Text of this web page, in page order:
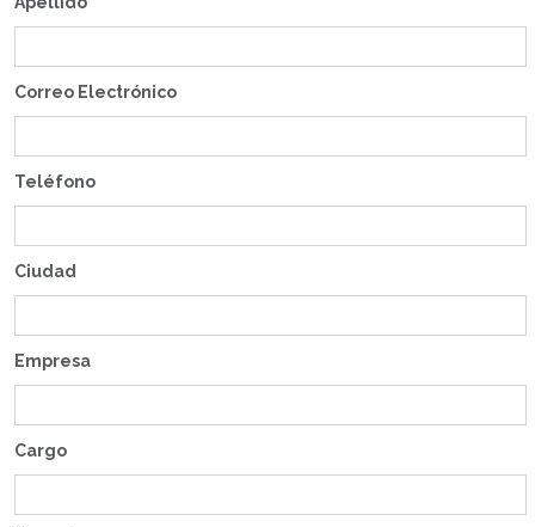
Correo Electrónico
Teléfono
Ciudad
Empresa
Cargo